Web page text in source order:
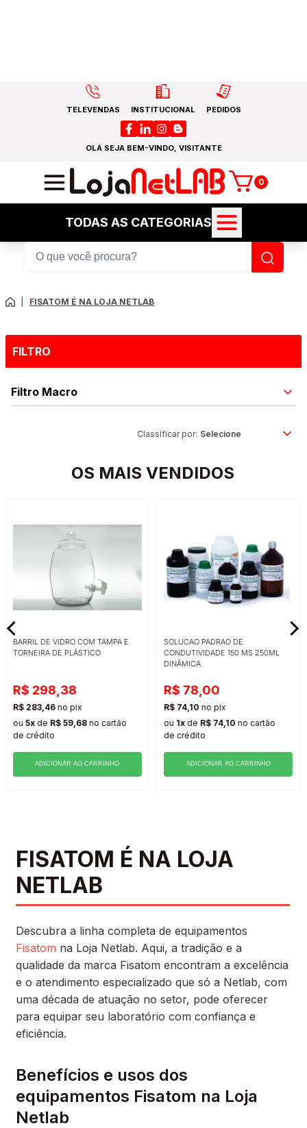
TELEVENDAS INSTITUCIONAL PEDIDOS
OLÁ SEJA BEM-VINDO, VISITANTE
0
TODAS AS CATEGORIAS
FISATOM É NA LOJA NETLAB
FILTRO
Filtro Macro
Classificar por:
OS MAIS VENDIDOS
BARRIL DE VIDRO COM TAMPA E
TORNEIRA DE PLÁSTICO
R$ 298,38
R$ 283,46no pix
ou 5xde R$ 59,68no cartão
de crédito
ADICIONAR AO CARRINHO
SOLUCAO PADRAO DE
CONDUTIVIDADE 150 MS 250ML
DINÂMICA
R$ 78,00
R$ 74,10 no pix
ou 1x de R$ 74,10 no cartão
de crédito
ADICIONAR AO CARRINHO
FISATOM É NA LOJA
NETLAB
Descubra a linha completa de equipamentos
Fisatom na Loja Netlab. Aqui, a tradição e a
qualidade da marca Fisatom encontram a excelência
e o atendimento especializado que só a Netlab, com
uma década de atuação no setor, pode oferecer
para equipar seu laboratório com confiança e
eficiência.
Benefícios e usos dos
equipamentos Fisatom na Loja
Netlab